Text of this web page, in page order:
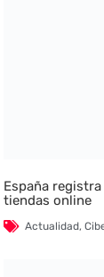
España
tiendas online
Actualidad,